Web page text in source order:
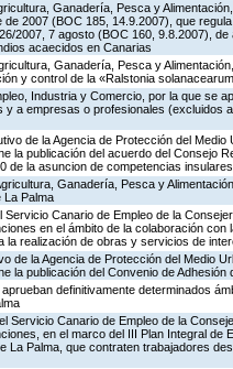
Ganadería, Pesca y
2007 (BOC 185, 14.9.2007), que
2007, 7 agosto (BOC 160, 9.8.2007),
acaecidos en Canarias
Ganadería, Pesca y
y control de la «Ralstonia
Industria y Comercio, por la que se
a empresas o profesionales (excluidos
de la Agencia de Protección del
la publicación del acuerdo del Consejo
de la asuncion de competencias insulares
Ganadería, Pesca y
La Palma
Servicio Canario de Empleo de la
en el ámbito de la colaboración
la realización de obras y servicios de
de la Agencia de Protección del Medio
la publicación del Convenio de Adhesión
definitivamente determinados
Servicio Canario de Empleo de la
en el marco del III Plan Integral de
La Palma, que contraten trabajadores